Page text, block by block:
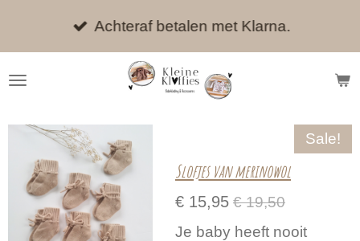
de
Achteraf betalen met Klarna.
Sale!
Slofjes van merinowol
€ 15,95 € 19,50
Je baby heeft nooit